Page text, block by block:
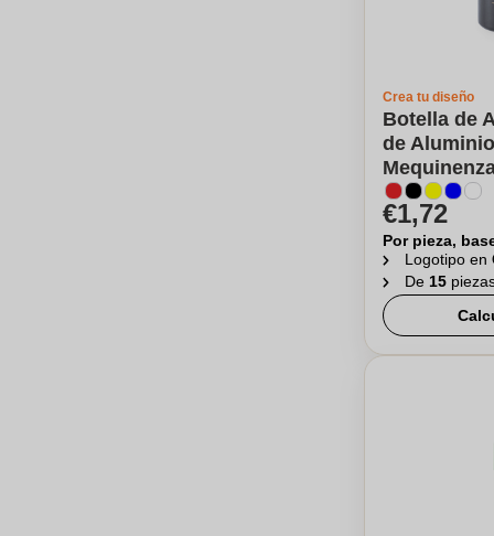
Crea tu diseño
Botella de
de
€1,72
Por pieza,
Logotipo en
De 15